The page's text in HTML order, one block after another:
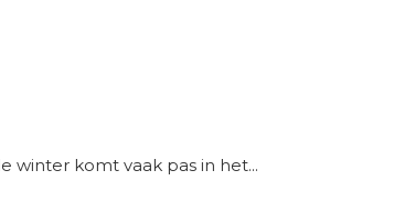
winter komt vaak pas in het...